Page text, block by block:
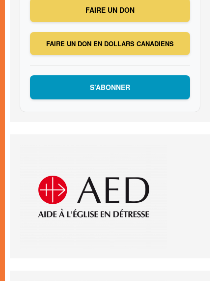
FAIRE UN DON
FAIRE UN DON EN DOLLARS CANADIENS
S’ABONNER